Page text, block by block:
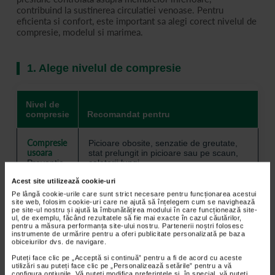
Acest site utilizează cookie-uri
Pe lângă cookie-urile care sunt strict necesare pentru funcționarea acestui
site web, folosim cookie-uri care ne ajută să înțelegem cum se navighează
pe site-ul nostru și ajută la îmbunătățirea modului în care funcționează site-
ul, de exemplu, făcând rezultatele să fie mai exacte în cazul căutărilor,
pentru a măsura performanța site-ului nostru. Partenerii noștri folosesc
instrumente de urmărire pentru a oferi publicitate personalizată pe baza
obiceiurilor dvs. de navigare.
Puteți face clic pe „Acceptă si continuă” pentru a fi de acord cu aceste
utilizări sau puteți face clic pe „Personalizează setările” pentru a vă
configura opțiunile. Vă puteți modifica preferințele și, în special, vă puteți
contribuind la sustinerea circulatiei venoase. Pentru
eficienta si confort, este important sa alegi corect nivelul de
compresie, modelul si marimea.
1. Alege nivelul de compresie
Nivel de
compresie
Recomandat pentru
Compresie
usoara
Preventie
Picioare obosite, senzatie de greutate,
stat prelungit in picioare sau pe scaun,
calatorii lungi.
Compresie
moderata
Clasa I
Insuficienta venoasa usoara, varice
incipiente, edeme usoare, la
recomandarea specialistului.
Compresie
Clasa II
Afectiuni venoase mai avansate,
tratament compresiv recomandat de
medic.